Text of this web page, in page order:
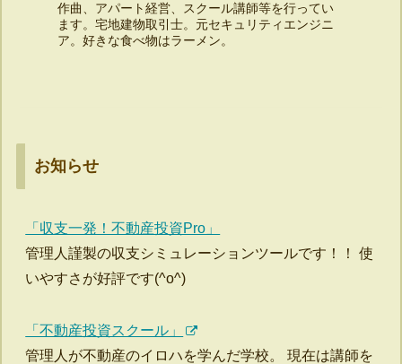
作曲、アパート経営、スクール講師等を行ってい
ます。宅地建物取引士。元セキュリティエンジニ
ア。好きな食べ物はラーメン。
お知らせ
「収支一発！不動産投資Pro」
管理人謹製の収支シミュレーションツールです！！ 使
いやすさが好評です(^o^)
「不動産投資スクール」
管理人が不動産のイロハを学んだ学校。 現在は講師を